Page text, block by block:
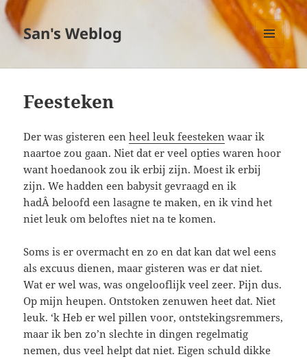
San's Weblog
MENU
EN
Feesteken
Der was gisteren eenheel leuk feesteken waar ik
naartoe zou gaan. Niet dat er veel opties waren hoor
want hoedanook zou ik erbij zijn. Moest ik erbij
zijn. We hadden een babysit gevraagd en ik
hadÂ beloofd een lasagne te maken, en ik vind het
niet leuk om beloftes niet na te komen.
Soms is er overmacht en zo en dat kan dat wel eens
als excuus dienen, maar gisteren was er dat niet.
Wat er wel was, was ongelooflijk veel zeer. Pijn dus.
Op mijn heupen. Ontstoken zenuwen heet dat. Niet
leuk. ‘k Heb er wel pillen voor, ontstekingsremmers,
maar ik ben zo’n slechte in dingen regelmatig
nemen, dus veel helpt dat niet. Eigen schuld dikke